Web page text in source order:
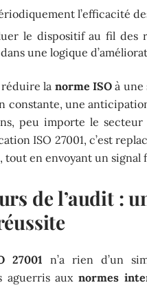
l’efficacité
le dispositif au fil des
une logique
la norme ISOà une
constante, une
peu importe le secteur
ISO 27001, c’est
tout en envoyant un
de l’audit :
27001 n’a rien d’un
aguerris auxnormes